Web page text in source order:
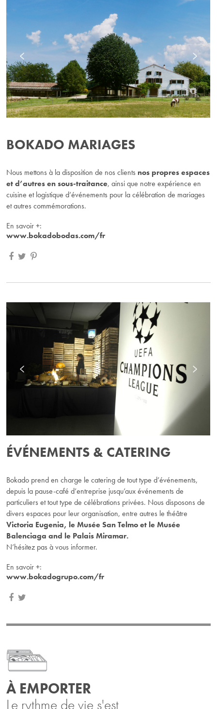
BOKADO MARIAGES
Nous mettons à la disposition de nos clients nos propres espaces
et d’autres en sous-traitance, ainsi que notre expérience en
cuisine et logistique d’événements pour la célébration de mariages
et autres commémorations.
En savoir+:
www.bokadobodas.com/fr
ÉVÉNEMENTS & CATERING
Bokado prend en charge le catering de tout type d’événements,
depuis la pause-café d’entreprise jusqu’aux événements de
particuliers et tout type de célébrations privées. Nous disposons de
divers espaces pour leur organisation, entre autres le théâtre
Victoria Eugenia, le Musée San Telmo et le Musée
Balenciaga and le Palais Miramar.
N’hésitez pas à vous informer.
En savoir+:
www.bokadogrupo.com/fr
À EMPORTER
Le rythme de vie s'est